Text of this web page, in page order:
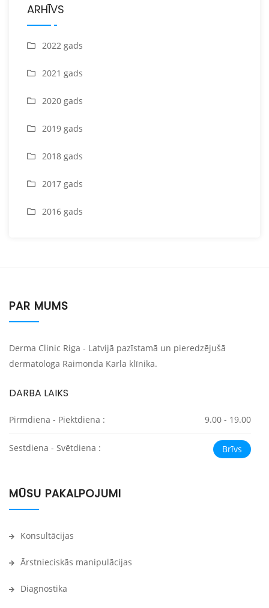
ARHĪVS
2022 gads
2021 gads
2020 gads
2019 gads
2018 gads
2017 gads
2016 gads
PAR MUMS
Derma Clinic Riga - Latvijā pazīstamā un pieredzējušā
dermatologa Raimonda Karla klīnika.
DARBA LAIKS
Pirmdiena - Piektdiena : 9.00 - 19.00
Sestdiena - Svētdiena : Brīvs
MŪSU PAKALPOJUMI
Konsultācijas
Ārstnieciskās manipulācijas
Diagnostika